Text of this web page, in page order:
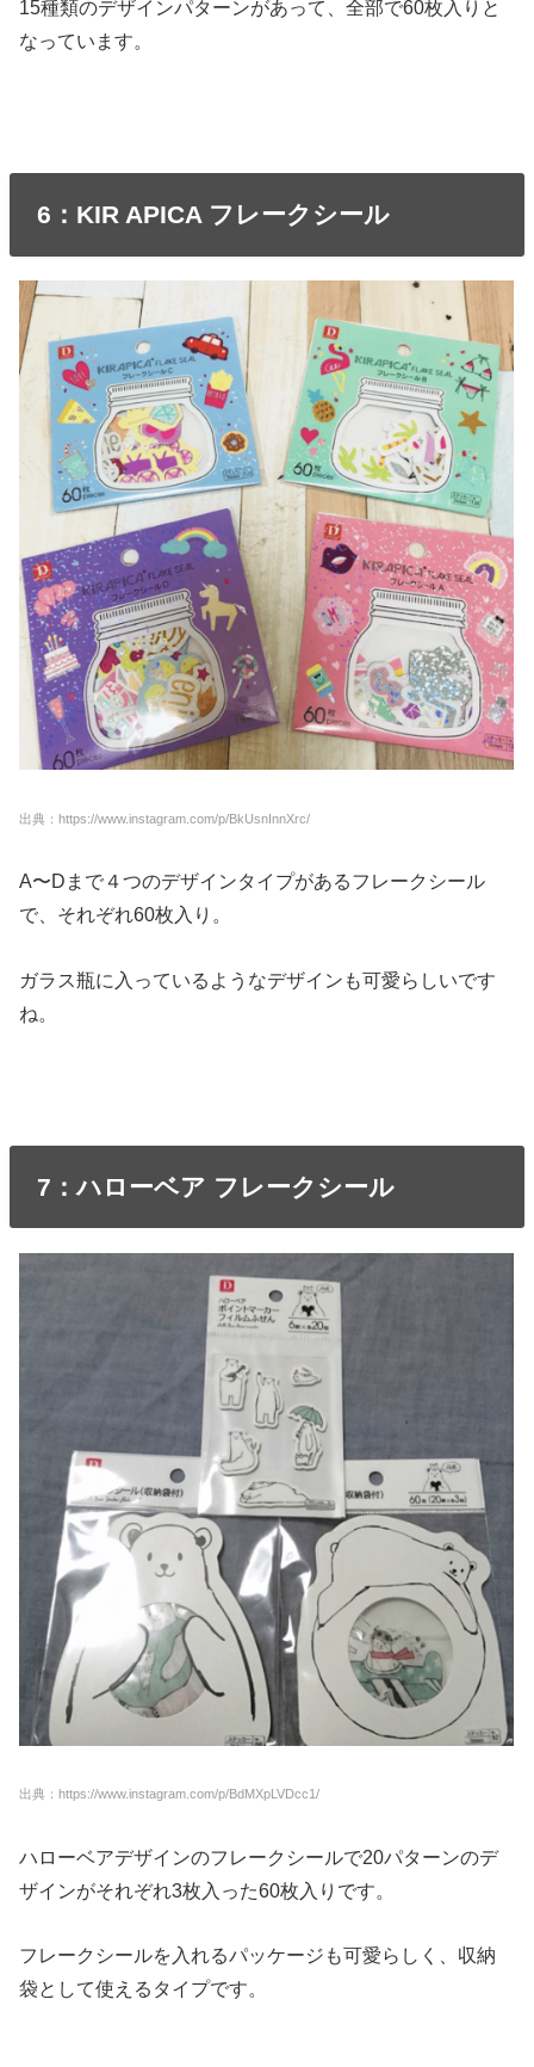
15種類のデザインパターンがあって、全部で60枚入りと
なっています。
6：KIR APICA フレークシール
出典：https://www.instagram.com/p/BkUsnInnXrc/
A〜Dまで４つのデザインタイプがあるフレークシール
で、それぞれ60枚入り。
ガラス瓶に入っているようなデザインも可愛らしいです
ね。
7：ハローベア フレークシール
出典：https://www.instagram.com/p/BdMXpLVDcc1/
ハローベアデザインのフレークシールで20パターンのデ
ザインがそれぞれ3枚入った60枚入りです。
フレークシールを入れるパッケージも可愛らしく、収納
袋として使えるタイプです。